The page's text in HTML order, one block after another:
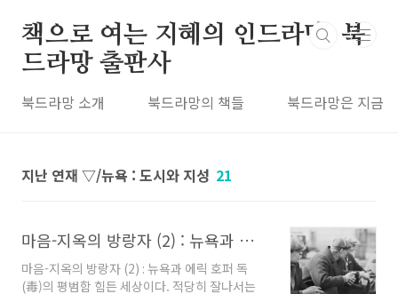
책으로 여는 지혜의 인드라망, 북
드라망 출판사
북드라망 소개 북드라망의 책들 북드라망은 지금
지난 연재 ▽/뉴욕 : 도시와 지성 21
마음-지옥의 방랑자 (2) : 뉴욕과 에릭 호퍼
마음-지옥의 방랑자 (2) : 뉴욕과 에릭 호퍼 독
(毒)의 평범함 힘든 세상이다. 적당히 잘나서는